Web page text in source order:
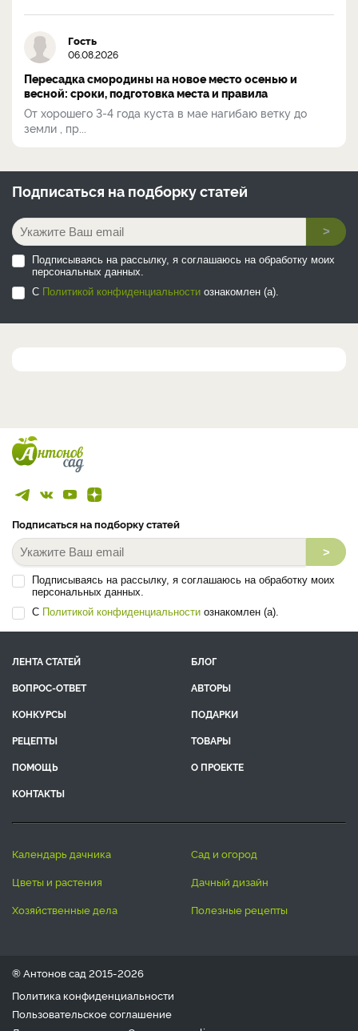
Гость
06.08.2026
Пересадка смородины на новое место осенью и
весной: сроки, подготовка места и правила
От хорошего 3-4 года куста в мае нагибаю ветку до
земли , пр...
Подписаться на подборку статей
>
Подписываясь на рассылку, я соглашаюсь на обработку моих
персональных данных.
С Политикой конфиденциальности ознакомлен (а).
Подписаться на подборку статей
>
Подписываясь на рассылку, я соглашаюсь на обработку моих
персональных данных.
С Политикой конфиденциальности ознакомлен (а).
ЛЕНТА СТАТЕЙ
БЛОГ
ВОПРОС-ОТВЕТ
АВТОРЫ
КОНКУРСЫ
ПОДАРКИ
РЕЦЕПТЫ
ТОВАРЫ
ПОМОЩЬ
О ПРОЕКТЕ
КОНТАКТЫ
календарь дачника
сад и огород
цветы и растения
дачный дизайн
хозяйственные дела
полезные рецепты
® Антонов сад 2015-2026
Политика конфиденциальности
Пользовательское соглашение